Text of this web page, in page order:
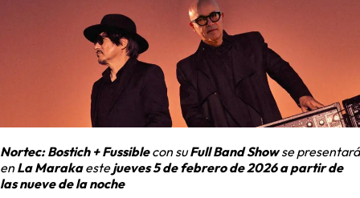
Nortec: Bostich + Fussiblecon suFull Band Showse presentará
enLa Marakaestejueves 5 de febrero de 2026 a partir de
las nueve de la noche